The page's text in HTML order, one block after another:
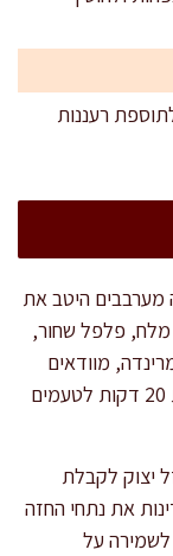
רעננות
מערבבים היטב את
מלח, פלפל שחור,
מוודאים
שכל חתיכה מצופה היטב, ומשרים לפחות 20 דקות לטעמים
יצוק לקבלת
את נתחי החזה
– לשמירה על